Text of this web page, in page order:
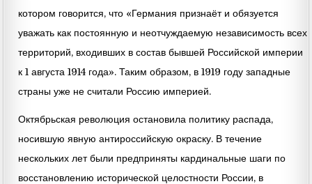
котором говорится, что «Германия признаёт и обязуется
уважать как постоянную и неотчуждаемую независимость всех
территорий, входивших в состав бывшей Российской империи
к 1 августа 1914 года». Таким образом, в 1919 году западные
страны уже не считали Россию империей.
Октябрьская революция остановила политику распада,
носившую явную антироссийскую окраску. В течение
нескольких лет были предприняты кардинальные шаги по
восстановлению исторической целостности России, в